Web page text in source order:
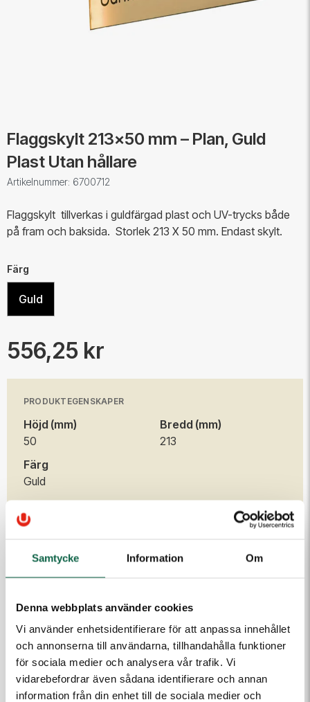
Samtycke Information Om
Denna webbplats använder cookies
Vi använder enhetsidentifierare för att anpassa innehållet
och annonserna till användarna, tillhandahålla funktioner
för sociala medier och analysera vår trafik. Vi
vidarebefordrar även sådana identifierare och annan
information från din enhet till de sociala medier och
Flaggskylt 213x50 mm – Plan, Guld
Plast Utan hållare
Artikelnummer: 6700712
Flaggskylt tillverkas i guldfärgad plast och UV-trycks både
på fram och baksida. Storlek 213 X 50 mm. Endast skylt.
Färg
Guld
556,25 kr
PRODUKTEGENSKAPER
Höjd (mm)
50
Bredd (mm)
213
Färg
Guld
Produkten är en beställningsvara. Ange dina uppgifter
Telefon
Meddelande till kundtjänst